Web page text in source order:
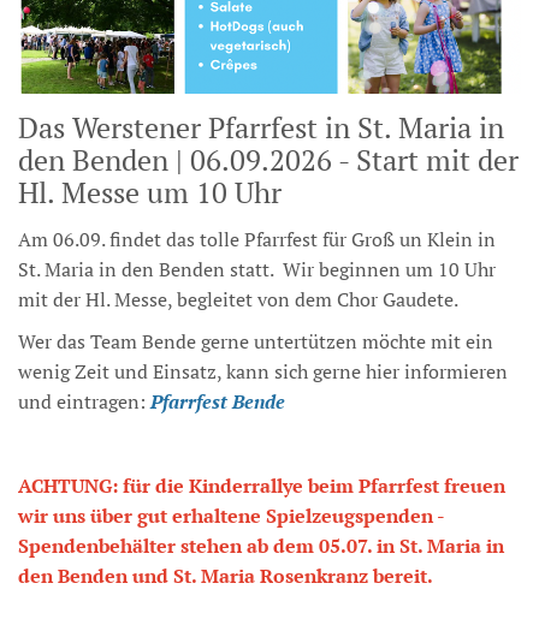
Das Werstener Pfarrfest in St. Maria in
den Benden | 06.09.2026 - Start mit der
Hl. Messe um 10 Uhr
Am 06.09. findet das tolle Pfarrfest für Groß un Klein in
St. Maria in den Benden statt. Wir beginnen um 10 Uhr
mit der Hl. Messe, begleitet von dem Chor Gaudete.
Wer das Team Bende gerne untertützen möchte mit ein
wenig Zeit und Einsatz, kann sich gerne hier informieren
und eintragen:Pfarrfest Bende
ACHTUNG: für die Kinderrallye beim Pfarrfest freuen
wir uns über gut erhaltene Spielzeugspenden -
Spendenbehälter stehen ab dem 05.07. in St. Maria in
den Benden und St. Maria Rosenkranz bereit.